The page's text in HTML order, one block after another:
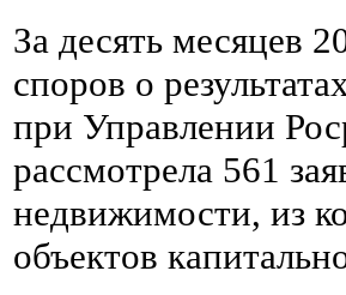
За десять месяцев
споров о
при Управлении
рассмотрела 561
недвижимости, из
объектов